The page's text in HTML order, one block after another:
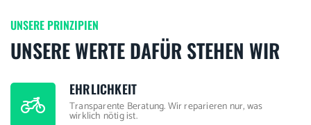
UNSERE PRINZIPIEN
UNSERE WERTE DAFÜR STEHEN WIR
EHRLICHKEIT
Transparente Beratung. Wir reparieren nur, was
wirklich nötig ist.